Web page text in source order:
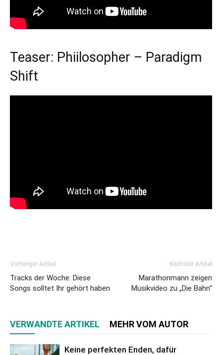
Teaser: Phiilosopher – Paradigm
Shift
Vorheriger Artikel
Tracks der Woche: Diese
Songs solltet Ihr gehört haben
Nächster Artikel
Marathonmann zeigen
Musikvideo zu „Die Bahn“
VERWANDTE ARTIKEL MEHR VOM AUTOR
Keine perfekten Enden, dafür